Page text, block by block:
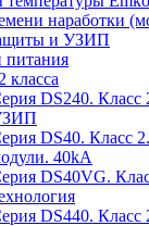
наработки
и УЗИП
питания
DS240.
DS40. Класс
40kA
DS40VG.
DS440. Класс